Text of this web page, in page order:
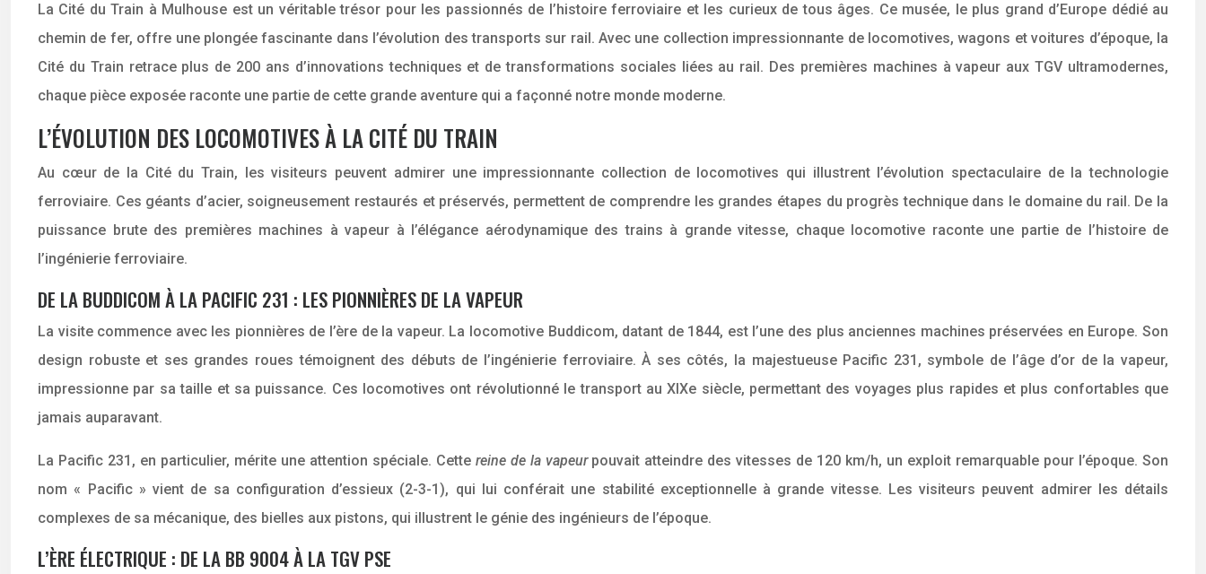
La Cité du Train à Mulhouse est un véritable trésor pour les passionnés de l’histoire ferroviaire et les curieux de tous âges. Ce musée, le plus grand d’Europe dédié au
chemin de fer, offre une plongée fascinante dans l’évolution des transports sur rail. Avec une collection impressionnante de locomotives, wagons et voitures d’époque, la
Cité du Train retrace plus de 200 ans d’innovations techniques et de transformations sociales liées au rail. Des premières machines à vapeur aux TGV ultramodernes,
chaque pièce exposée raconte une partie de cette grande aventure qui a façonné notre monde moderne.
L’ÉVOLUTION DES LOCOMOTIVES À LA CITÉ DU TRAIN
Au cœur de la Cité du Train, les visiteurs peuvent admirer une impressionnante collection de locomotives qui illustrent l’évolution spectaculaire de la technologie
ferroviaire. Ces géants d’acier, soigneusement restaurés et préservés, permettent de comprendre les grandes étapes du progrès technique dans le domaine du rail. De la
puissance brute des premières machines à vapeur à l’élégance aérodynamique des trains à grande vitesse, chaque locomotive raconte une partie de l’histoire de
l’ingénierie ferroviaire.
DE LA BUDDICOM À LA PACIFIC 231 : LES PIONNIÈRES DE LA VAPEUR
La visite commence avec les pionnières de l’ère de la vapeur. La locomotive Buddicom, datant de 1844, est l’une des plus anciennes machines préservées en Europe. Son
design robuste et ses grandes roues témoignent des débuts de l’ingénierie ferroviaire. À ses côtés, la majestueuse Pacific 231, symbole de l’âge d’or de la vapeur,
impressionne par sa taille et sa puissance. Ces locomotives ont révolutionné le transport au XIXe siècle, permettant des voyages plus rapides et plus confortables que
jamais auparavant.
La Pacific 231, en particulier, mérite une attention spéciale. Cette reine de la vapeur pouvait atteindre des vitesses de 120 km/h, un exploit remarquable pour l’époque. Son
nom « Pacific » vient de sa configuration d’essieux (2-3-1), qui lui conférait une stabilité exceptionnelle à grande vitesse. Les visiteurs peuvent admirer les détails
complexes de sa mécanique, des bielles aux pistons, qui illustrent le génie des ingénieurs de l’époque.
L’ÈRE ÉLECTRIQUE : DE LA BB 9004 À LA TGV PSE